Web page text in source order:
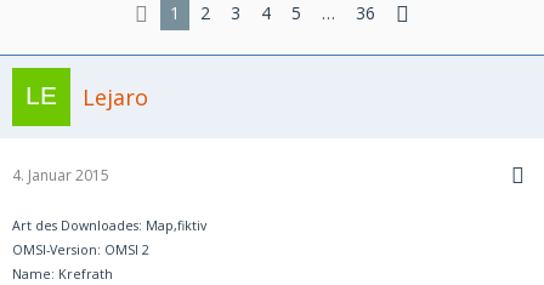
1 2 3 4 5 … 36
Lejaro
4. Januar 2015
Art des Downloades: Map,fiktiv
OMSI-Version: OMSI 2
Name: Krefrath